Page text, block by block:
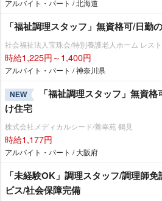
アルバイト・パート / 北海道
「福祉調理スタッフ」無資格可/日勤
社会福祉法人宝珠会/特別養護老人ホーム レス
時給1,225円～1,400円
アルバイト・パート / 神奈川県
NEW
「福祉調理スタッフ」無資
け住宅
株式会社メディカルシード/善幸苑 鶴見
時給1,177円
アルバイト・パート / 大阪府
「未経験OK」調理スタッフ/調理師
ビス/社会保障完備